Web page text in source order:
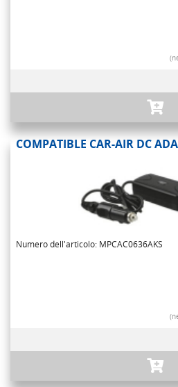
COMPATIBLE CAR-AIR DC
Numero dell'articolo: MPCAC0636AKS